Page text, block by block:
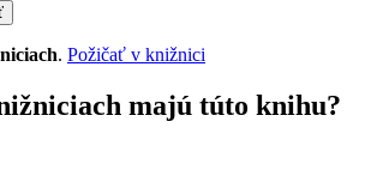
. Požičať v knižnici
majú túto knihu?